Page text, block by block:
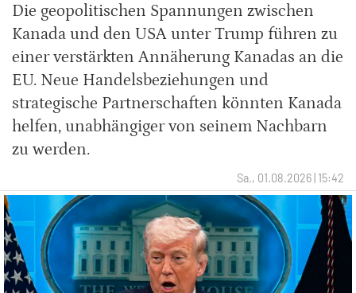
Die geopolitischen Spannungen zwischen
Kanada und den USA unter Trump führen zu
einer verstärkten Annäherung Kanadas an die
EU. Neue Handelsbeziehungen und
strategische Partnerschaften könnten Kanada
helfen, unabhängiger von seinem Nachbarn
zu werden.
Sa., 01.08.2026 | 15:42